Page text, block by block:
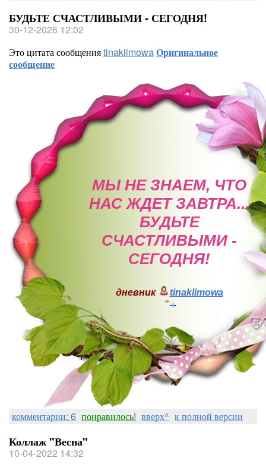
БУДЬТЕ СЧАСТЛИВЫМИ - СЕГОДНЯ!
30-12-2026 12:02
Это цитата сообщенияtinaklimowaОригинальное
сообщение
МЫ НЕ ЗНАЕМ, ЧТО
НАС ЖДЕТ ЗАВТРА...
БУДЬТЕ
СЧАСТЛИВЫМИ -
СЕГОДНЯ!
дневник tinaklimowa
комментарии: 6 понравилось! вверх^ к полной версии
Коллаж "Весна"
10-04-2022 14:32